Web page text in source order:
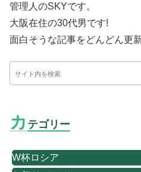
管理人のSKYです。
大阪在住の30代男です!
面白そうな記事をどんどん更
カ テゴリー
W杯ロシア